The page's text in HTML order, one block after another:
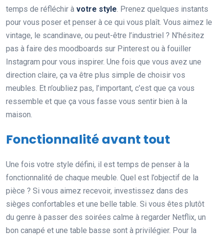
temps de réfléchir à votre style. Prenez quelques instants
pour vous poser et penser à ce qui vous plaît. Vous aimez le
vintage, le scandinave, ou peut-être l’industriel ? N’hésitez
pas à faire des moodboards sur Pinterest ou à fouiller
Instagram pour vous inspirer. Une fois que vous avez une
direction claire, ça va être plus simple de choisir vos
meubles. Et n’oubliez pas, l’important, c’est que ça vous
ressemble et que ça vous fasse vous sentir bien à la
maison.
Fonctionnalité avant tout
Une fois votre style défini, il est temps de penser à la
fonctionnalité de chaque meuble. Quel est l’objectif de la
pièce ? Si vous aimez recevoir, investissez dans des
sièges confortables et une belle table. Si vous êtes plutôt
du genre à passer des soirées calme à regarder Netflix, un
bon canapé et une table basse sont à privilégier. Pour la